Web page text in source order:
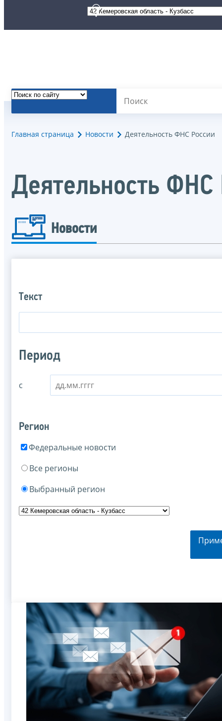
Главная страница Новости Деятельность ФНС России
Деятельность ФНС
Новости
Текст
Период
с
Регион
Федеральные новости
Все регионы
Выбранный регион